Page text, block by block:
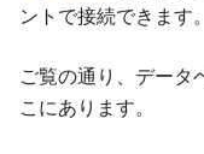
ントで接続できます。
ご覧の通り、データ
こにあります。